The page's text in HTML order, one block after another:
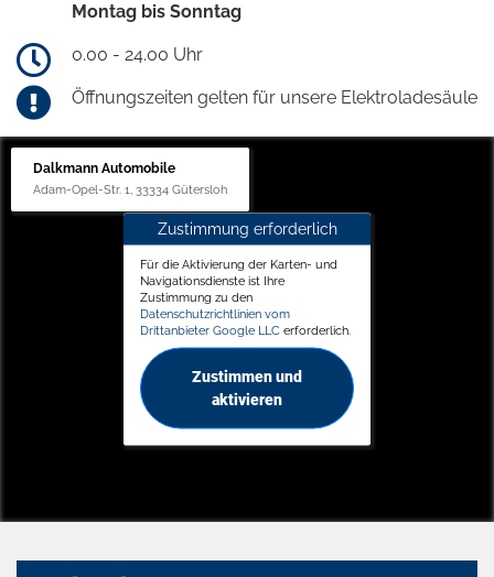
Montag bis Sonntag
0.00 - 24.00 Uhr
Öffnungszeiten gelten für unsere Elektroladesäule
Dalkmann Automobile
Adam-Opel-Str. 1, 33334 Gütersloh
Zustimmung erforderlich
Für die Aktivierung der Karten- und
Navigationsdienste ist Ihre
Zustimmung zu den
Datenschutzrichtlinien vom
Drittanbieter Google LLC erforderlich.
Zustimmen und
aktivieren